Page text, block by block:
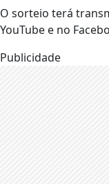
O sorteio terá
YouTube e no
Publicidade